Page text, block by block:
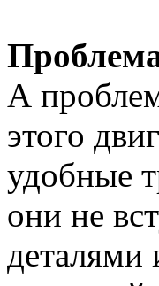
А
этого
удобные
они не